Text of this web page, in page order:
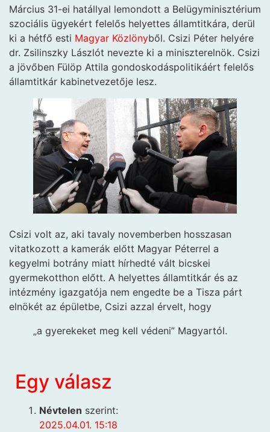
Március 31-ei hatállyal lemondott a Belügyminisztérium
szociális ügyekért felelős helyettes államtitkára, derül
ki a hétfő esti Magyar Közlönyből. Csizi Péter helyére
dr. Zsilinszky Lászlót nevezte ki a miniszterelnök. Csizi
a jövőben Fülöp Attila gondoskodáspolitikáért felelős
államtitkár kabinetvezetője lesz.
Csizi volt az, aki tavaly novemberben hosszasan
vitatkozott a kamerák előtt Magyar Péterrel a
kegyelmi botrány miatt hírhedté vált bicskei
gyermekotthon előtt. A helyettes államtitkár és az
intézmény igazgatója nem engedte be a Tisza párt
elnökét az épületbe, Csizi azzal érvelt, hogy
„a gyerekeket meg kell védeni” Magyartól.
Egy válasz
Névtelen szerint:
2025.04.01. 15:18